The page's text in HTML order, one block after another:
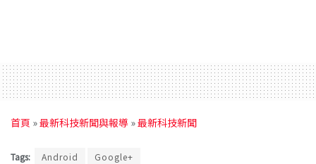
首頁 »最新科技新聞與報導 »最新科技新聞
Tags: Android Google+